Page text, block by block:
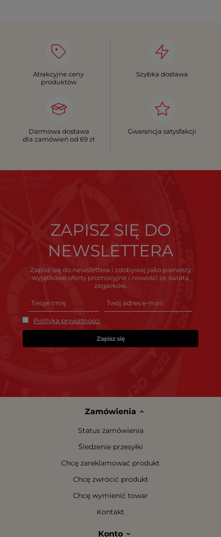
Atrakcyjne ceny
produktów
Szybka dostawa
Darmowa dostawa
dla zamówień od 69 zł
Gwarancja satysfakcji
ZAPISZ SIĘ DO
NEWSLETTERA
Zapisz się do newslettera i zdobywaj jako pierwszy
wyjątkowe oferty promocyjne i nowości ze świata
zegarków.
Polityka prywatności
Zapisz się
Zamówienia
Status zamówienia
Śledzenie przesyłki
Chcę zareklamować produkt
Chcę zwrócić produkt
Chcę wymienić towar
Kontakt
Konto